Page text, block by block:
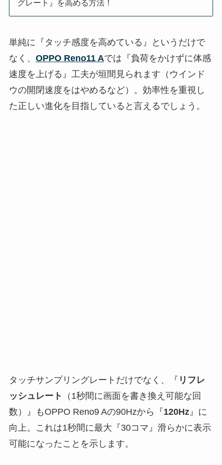
グレート』を高める方法！
単純に『タッチ感度を高めている』というだけで
なく、 OPPO Reno11 Aでは『負荷をかけずに体感
速度を上げる』工夫が垣間見られます（ウインド
ウの開閉速度をはやめるなど）。効率性を重視し
た正しい進化を目指していると言えるでしょう。
タッチサンプリングレートだけでなく、『 リフレ
ッシュレート
（1秒間に画面を書き換え可能な回
数）』もOPPO Reno9 Aの90Hzから『120Hz』に
向上。これは1秒間に最大『30コマ』滑らかに表示
可能になったことを示します。